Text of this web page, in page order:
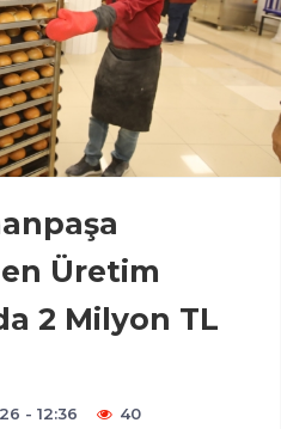
Üretim
2 Milyon TL
- 12:36 40